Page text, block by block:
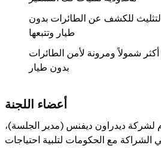
للكشف عن الطائرات بدون
طيار وتتبعها
أكثر شمولاً ومرونة لأمن الطائرات
بدون طيار
أعضاء اللجنة
لشركة ديدراون ديفنس (مدير الجلسة)،
مع الحكومات لتلبية احتياجات